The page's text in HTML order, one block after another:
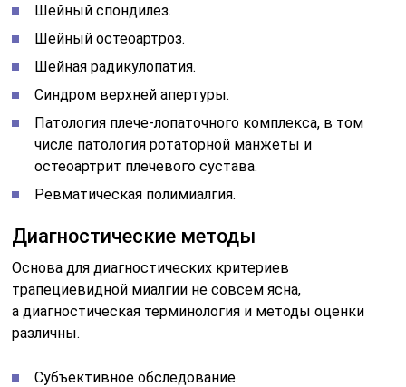
Шейный спондилез.
Шейный остеоартроз.
Шейная радикулопатия.
Синдром верхней апертуры.
Патология плече-лопаточного комплекса, в том
числе патология ротаторной манжеты и
остеоартрит плечевого сустава.
Ревматическая полимиалгия.
Диагностические методы
Основа для диагностических критериев
трапециевидной миалгии не совсем ясна,
а диагностическая терминология и методы оценки
различны.
Субъективное обследование.